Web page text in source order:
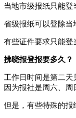
当地市级报纸只能登
省级报纸可以登除当
有些证件要求只能登
拂晓报登报要多久？
工作日时间是第二天
因为报社是周六、
但是，有些特殊的报